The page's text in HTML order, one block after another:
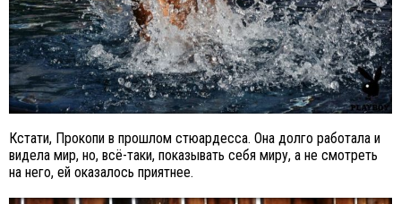
Кстати, Прокопи в прошлом стюардесса. Она долго работала и
видела мир, но, всё-таки, показывать себя миру, а не смотреть
на него, ей оказалось приятнее.